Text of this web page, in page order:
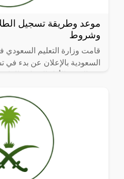
وشروط
قامت وزارة التعليم السعودي
السعودية بالإعلان عن بدء